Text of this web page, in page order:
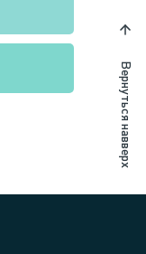
Вернуться навверх